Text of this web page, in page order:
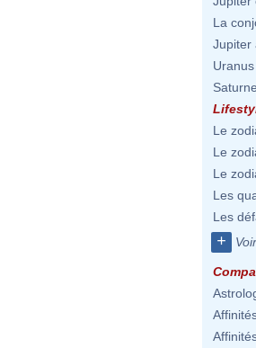
La
Jupiter
Le
Le
Le
Les
Les
+